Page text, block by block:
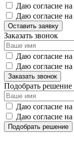
Даю согласие на
Даю согласие на
Оставить заявку
Заказать звонок
Даю согласие на
Даю согласие на
Заказать звонок
Подобрать решение
Даю согласие на
Даю согласие на
Подобрать решение